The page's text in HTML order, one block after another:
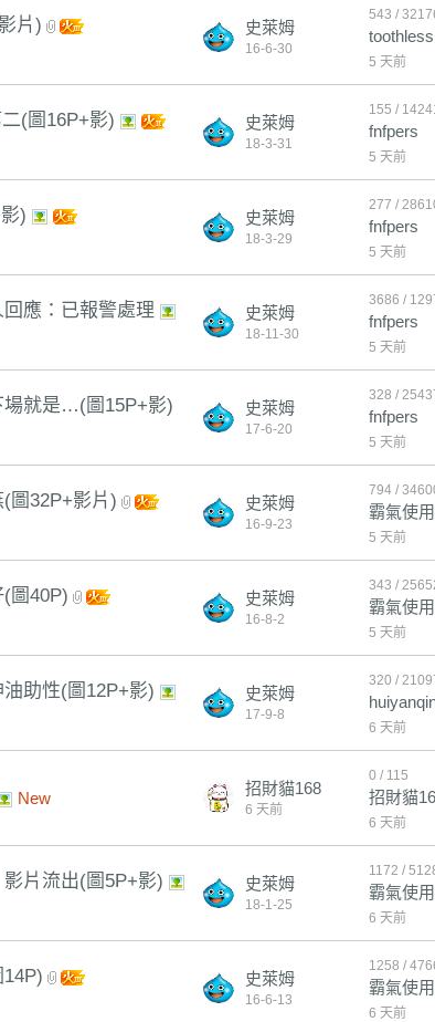
片) 史萊姆
16-6-30
543 /
toothless
5 天前
(圖16P+影) 史萊姆
18-3-31
155 /
fnfpers
5 天前
) 史萊姆
18-3-29
277 /
fnfpers
5 天前
回應：已報警處理 史萊姆
18-11-30
3686 /
fnfpers
5 天前
場就是…(圖15P+影) 史萊姆
17-6-20
328 /
fnfpers
5 天前
圖32P+影片) 史萊姆
16-9-23
794 /
霸氣使
5 天前
圖40P) 史萊姆
16-8-2
343 /
霸氣使
5 天前
助性(圖12P+影) 史萊姆
17-9-8
320 /
6 天前
New
招財貓168
6 天前
0 / 115
招財貓
6 天前
片流出(圖5P+影) 史萊姆
18-1-25
1172 /
霸氣使
6 天前
史萊姆
16-6-13
1258 /
霸氣使
6 天前